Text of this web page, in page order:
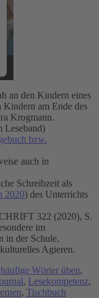
an den Kindern eines
am Ende des
Krogmann.
Leseband)
bzw.
auch in
Schreibzeit als
2020) des Unterrichts
322 (2020), S.
im
in der Schule.
Agieren.
häufige Wörter üben,
, Lesekompetenz,
, Tischbuch